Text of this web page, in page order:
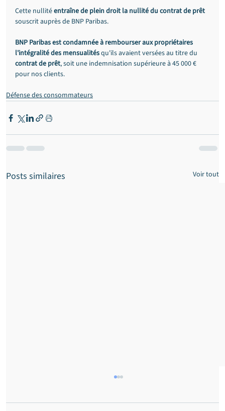
Cette nullité entraîne de plein droit la nullité du contrat de prêt
souscrit auprès de BNP Paribas.
BNP Paribas est condamnée à rembourser aux propriétaires
l'intégralité des mensualités qu'ils avaient versées au titre du
contrat de prêt, soit une indemnisation supérieure à 45 000 €
pour nos clients.
Défense des consommateurs
Posts similaires Voir tout